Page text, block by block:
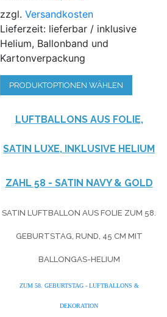
zzgl.Versandkosten
Lieferzeit: lieferbar / inklusive
Helium, Ballonband und
Kartonverpackung
PRODUKTOPTIONEN WÄHLEN
LUFTBALLONS AUS FOLIE,
SATIN LUXE, INKLUSIVE HELIUM
ZAHL 58 - SATIN NAVY & GOLD
SATIN LUFTBALLON AUS FOLIE ZUM 58.
GEBURTSTAG, RUND, 45 CM MIT
BALLONGAS-HELIUM
ZUM 58. GEBURTSTAG - LUFTBALLONS &
DEKORATION